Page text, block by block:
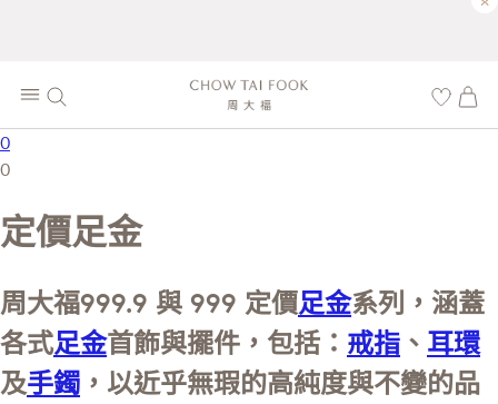
0
0
定價足金
周大福999.9 與 999 定價足金系列，涵蓋
各式足金首飾與擺件，包括： 戒指 、 耳環
及手鐲 ，以近乎無瑕的高純度與不變的品